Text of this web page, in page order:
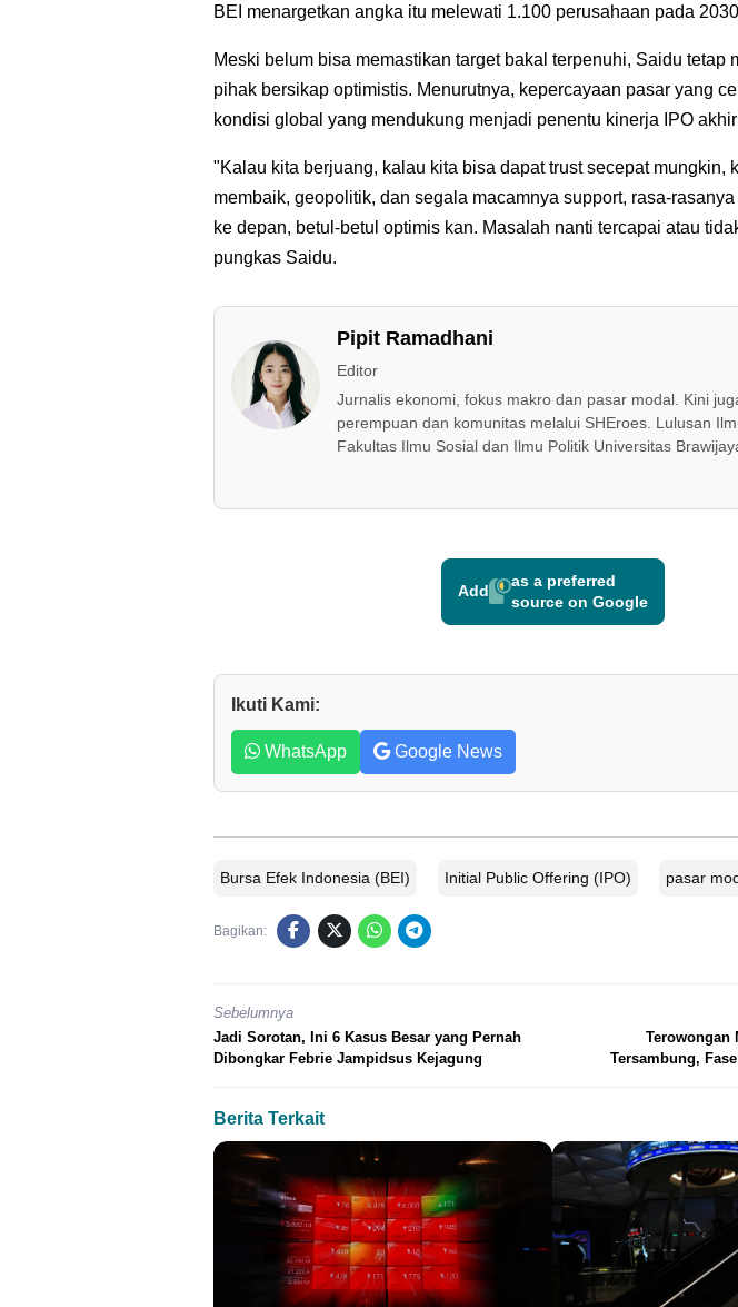
BEI menargetkan angka itu melewati 1.100 perusahaan pada
Meski belum bisa memastikan target bakal terpenuhi, Saidu tetap
pihak bersikap optimistis. Menurutnya, kepercayaan pasar yang
kondisi global yang mendukung menjadi penentu kinerja IPO
"Kalau kita berjuang, kalau kita bisa dapat trust secepat mungkin,
membaik, geopolitik, dan segala macamnya support, rasa-
ke depan, betul-betul optimis kan. Masalah nanti tercapai atau
pungkas Saidu.
Pipit Ramadhani
Editor
Jurnalis ekonomi, fokus makro dan pasar modal. Kini
perempuan dan komunitas melalui SHEroes. Lulusan
Fakultas Ilmu Sosial dan Ilmu Politik Universitas
Add
as a preferred
source on Google
Ikuti Kami:
WhatsApp Google News
Bursa Efek Indonesia (BEI) Initial Public Offering (IPO) pasar
Bagikan:
Sebelumnya
Jadi Sorotan, Ini 6 Kasus Besar yang Pernah
Dibongkar Febrie Jampidsus Kejagung
Terowongan
Tersambung,
Berita Terkait